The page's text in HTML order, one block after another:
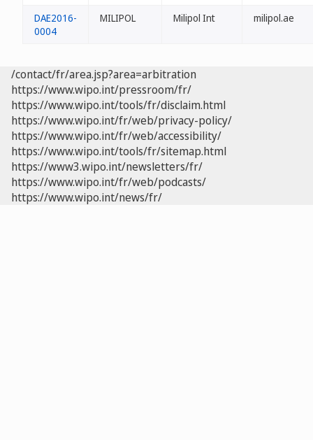
DAE2016-
0004
MILIPOL Milipol Int milipol.ae
/contact/fr/area.jsp?area=arbitration
https://www.wipo.int/pressroom/fr/
https://www.wipo.int/tools/fr/disclaim.html
https://www.wipo.int/fr/web/privacy-policy/
https://www.wipo.int/fr/web/accessibility/
https://www.wipo.int/tools/fr/sitemap.html
https://www3.wipo.int/newsletters/fr/
https://www.wipo.int/fr/web/podcasts/
https://www.wipo.int/news/fr/